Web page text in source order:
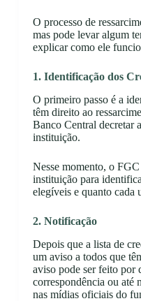
O processo de
mas pode levar algum
explicar como ele
1. Identificação dos
O primeiro passo é a
têm direito ao
Banco Central decretar
instituição.
Nesse momento, o FGC
instituição para
elegíveis e quanto cada
2. Notificação
Depois que a lista de
um aviso a todos que
aviso pode ser feito por
correspondência ou até
nas mídias oficiais do